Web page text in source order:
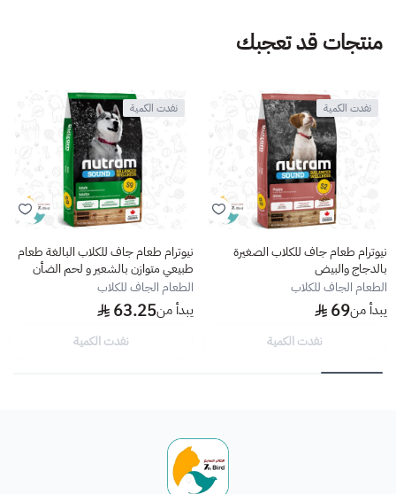
منتجات قد تعجبك
نفدت الكمية
نيوترام طعام جاف للكلاب الصغيرة
بالدجاج والبيض
الطعام الجاف للكلاب
يبدأ من69
نفدت الكمية
نفدت الكمية
نيوترام طعام جاف للكلاب البالغة طعام
طبيعي متوازن بالشعير و لحم الضأن
الطعام الجاف للكلاب
يبدأ من63.25
نفدت الكمية